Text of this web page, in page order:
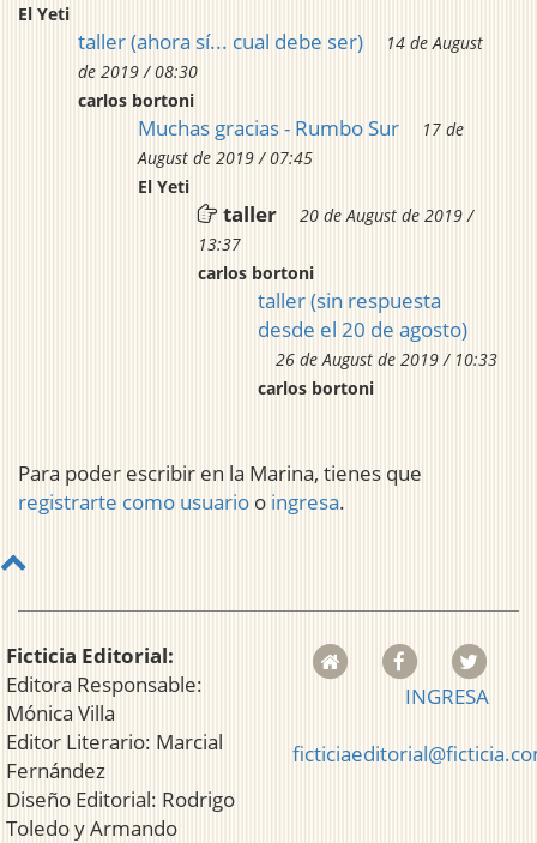
El Yeti
taller (ahora sí... cual debe ser)
14 de August
de 2019 / 08:30
carlos bortoni
Muchas gracias - Rumbo Sur
17 de
August de 2019 / 07:45
El Yeti
taller
20 de August de 2019 /
13:37
carlos bortoni
taller (sin respuesta
desde el 20 de agosto)
26 de August de 2019 / 10:33
carlos bortoni
Para poder escribir en la Marina, tienes que
registrarte como usuario o ingresa.
Ficticia Editorial:
Editora Responsable:
Mónica Villa
Editor Literario: Marcial
Fernández
Diseño Editorial: Rodrigo
Toledo y Armando
INGRESA